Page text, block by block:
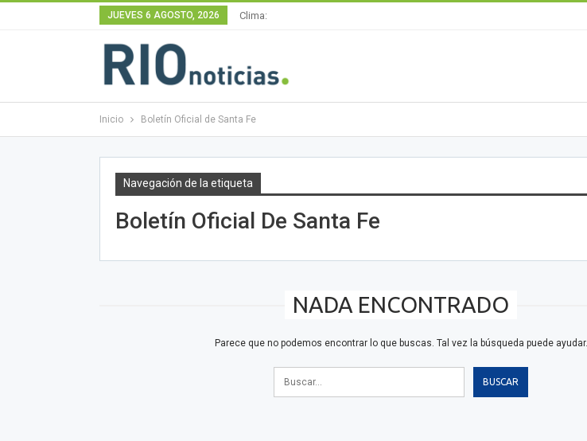
JUEVES 6 AGOSTO, 2026 Clima:
Inicio Boletín Oficial de Santa Fe
Navegación de la etiqueta
Boletín Oficial De Santa Fe
NADA ENCONTRADO
Parece que no podemos encontrar lo que buscas. Tal vez la búsqueda puede ayudar.